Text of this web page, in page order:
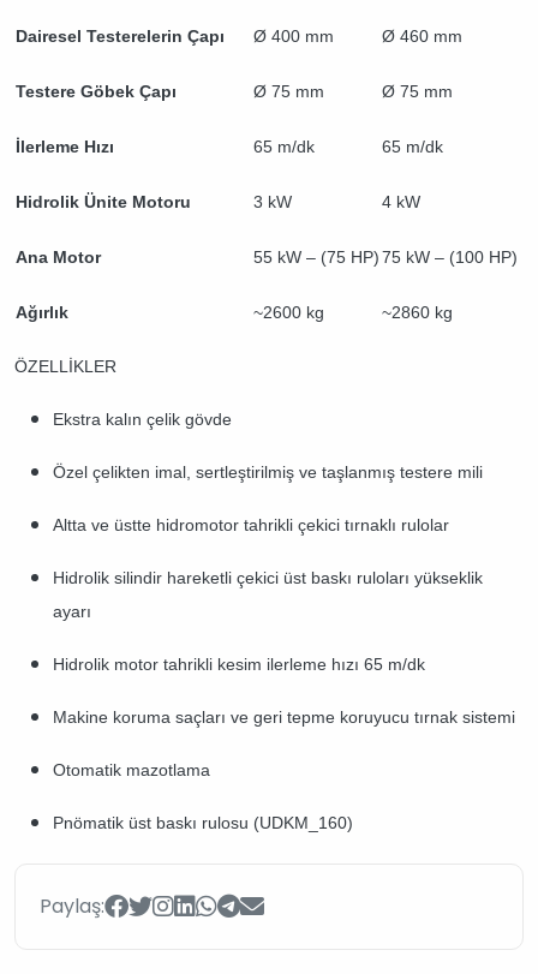
Dairesel Testerelerin Çapı Ø 400 mm Ø 460 mm
Testere Göbek Çapı Ø 75 mm Ø 75 mm
İlerleme Hızı 65 m/dk 65 m/dk
Hidrolik Ünite Motoru 3 kW 4 kW
Ana Motor 55 kW – (75 НР)75 kW – (100 НР)
Ağırlık ~2600 kg ~2860 kg
ÖZELLİKLER
Ekstra kalın çelik gövde
Özel çelikten imal, sertleştirilmiş ve taşlanmış testere mili
Altta ve üstte hidromotor tahrikli çekici tırnaklı rulolar
Hidrolik silindir hareketli çekici üst baskı ruloları yükseklik
ayarı
Hidrolik motor tahrikli kesim ilerleme hızı 65 m/dk
Makine koruma saçları ve geri tepme koruyucu tırnak sistemi
Otomatik mazotlama
Pnömatik üst baskı rulosu (UDKM_160)
Paylaş: